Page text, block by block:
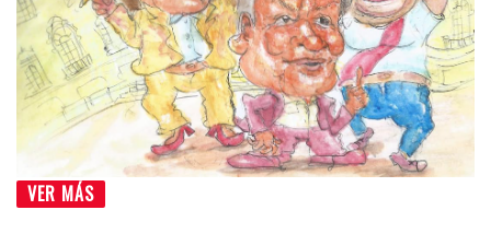
VER MÁS